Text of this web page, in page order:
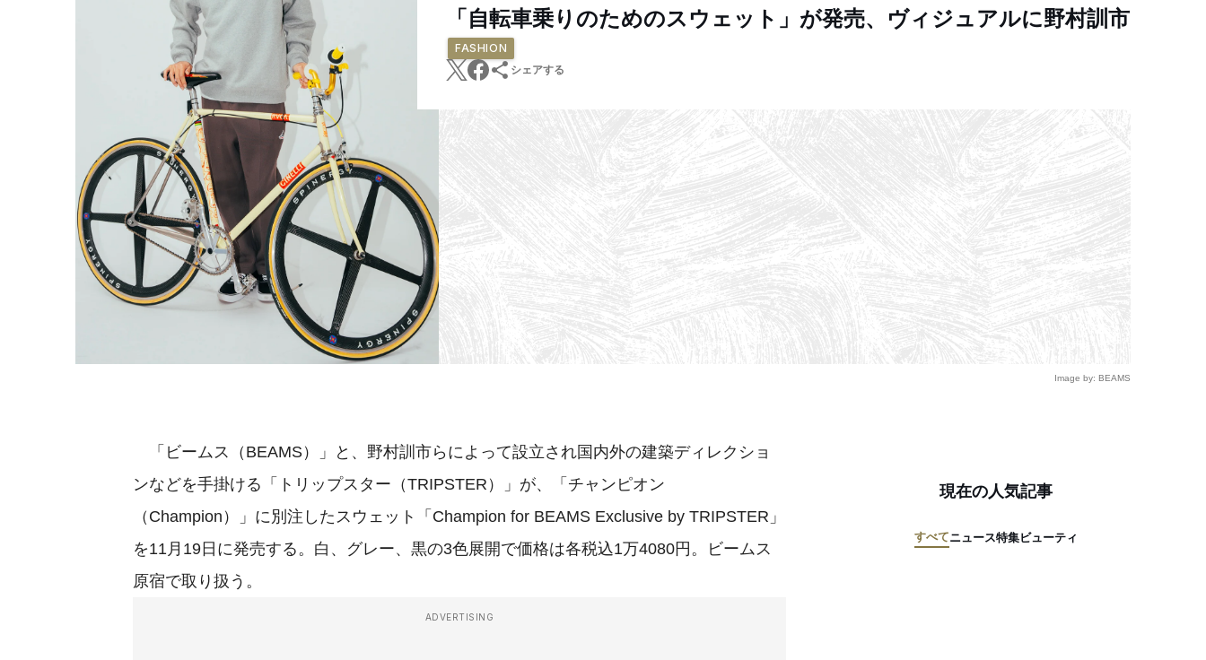
「自転車乗りのためのスウェット」が発売、ヴィジュアルに野村訓市
FASHION
シェアする
Image by: BEAMS
「ビームス（BEAMS）」と、野村訓市らによって設立され国内外の建築ディレクショ
ンなどを手掛ける「トリップスター（TRIPSTER）」が、「チャンピオン
（Champion）」に別注したスウェット「Champion for BEAMS Exclusive by TRIPSTER」
を11月19日に発売する。白、グレー、黒の3色展開で価格は各税込1万4080円。ビームス
原宿で取り扱う。
ADVERTISING
現在の人気記事
すべてニュース特集ビューティ